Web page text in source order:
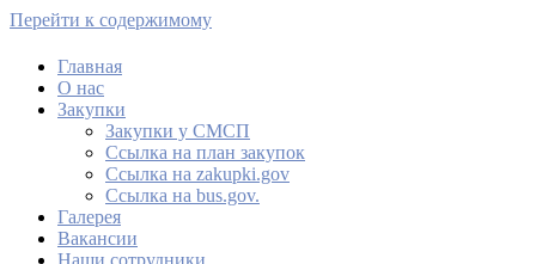
Перейти к содержимому
МАУ Комбинат питания
Главная
О нас
Закупки
Закупки у СМСП
Cсылка на план закупок
Cсылка на zakupki.gov
Ссылка на bus.gov.
Галерея
Вакансии